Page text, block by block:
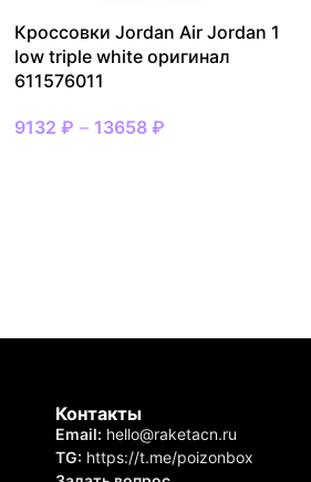
Кроссовки Jordan Air Jordan 1
low triple white оригинал
611576011
9132₽ – 13658₽
Контакты
Email: hello@raketacn.ru
TG: https://t.me/poizonbox